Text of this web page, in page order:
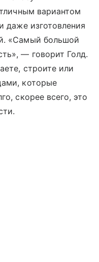
вариантом
даже изготовления
«Самый большой
— говорит Голд.
строите или
которые
скорее всего, это